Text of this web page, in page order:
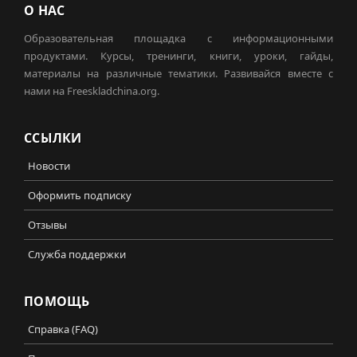
О НАС
Образовательная площадка с информационными
продуктами. Курсы, тренинги, книги, уроки, гайды,
материалы на различные тематики. Развивайся вместе с
нами на Freeskladchina.org.
ССЫЛКИ
Новости
Оформить подписку
Отзывы
Служба поддержки
ПОМОЩЬ
Справка (FAQ)